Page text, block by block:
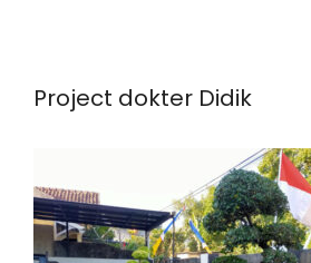
Project dokter Didik